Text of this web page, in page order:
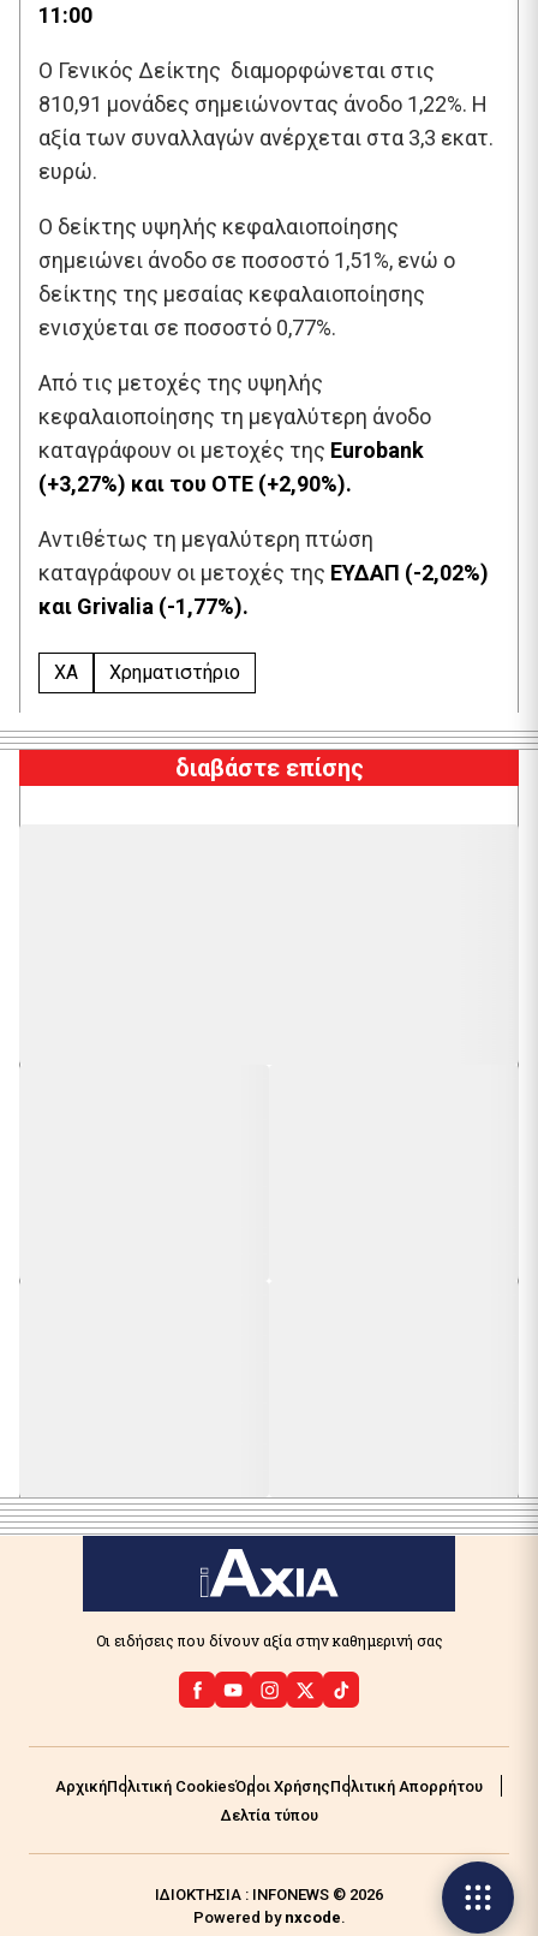
11:00
O Γενικός Δείκτης διαμορφώνεται στις
810,91 μονάδες σημειώνοντας άνοδο 1,22%. Η
αξία των συναλλαγών ανέρχεται στα 3,3 εκατ.
ευρώ.
Ο δείκτης υψηλής κεφαλαιοποίησης
σημειώνει άνοδο σε ποσοστό 1,51%, ενώ ο
δείκτης της μεσαίας κεφαλαιοποίησης
ενισχύεται σε ποσοστό 0,77%.
Από τις μετοχές της υψηλής
κεφαλαιοποίησης τη μεγαλύτερη άνοδο
καταγράφουν οι μετοχές της Eurobank
(+3,27%) και του ΟΤΕ (+2,90%).
Αντιθέτως τη μεγαλύτερη πτώση
καταγράφουν οι μετοχές της ΕΥΔΑΠ (-2,02%)
και Grivalia (-1,77%).
XA Χρηματιστήριο
διαβάστε επίσης
Οι ειδήσεις που δίνουν αξία στην καθημερινή σας
ΑρχικήΠολιτική CookiesΌροι ΧρήσηςΠολιτική Απορρήτου
Δελτία τύπου
ΙΔΙΟΚΤΗΣΙΑ : INFONEWS © 2026
Powered by nxcode.